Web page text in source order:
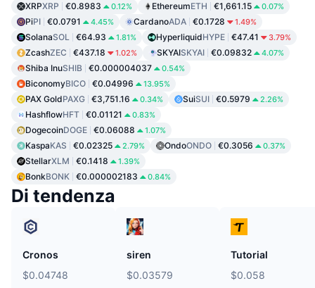
XRPXRP €0.8983 0.12% EthereumETH €1,661.15 0.07%
PiPI €0.0791 4.45% CardanoADA €0.1728 1.49%
SolanaSOL €64.93 1.81% HyperliquidHYPE €47.41 3.79%
ZcashZEC €437.18 1.02% SKYAISKYAI €0.09832 4.07%
Shiba InuSHIB €0.000004037 0.54%
BiconomyBICO €0.04996 13.95%
PAX GoldPAXG €3,751.16 0.34% SuiSUI €0.5979 2.26%
HashflowHFT €0.01121 0.83%
DogecoinDOGE €0.06088 1.07%
KaspaKAS €0.02325 2.79% OndoONDO €0.3056 0.37%
StellarXLM €0.1418 1.39%
BonkBONK €0.000002183 0.84%
Di tendenza
Cronos
$0.04748
siren
$0.03579
Tutorial
$0.058